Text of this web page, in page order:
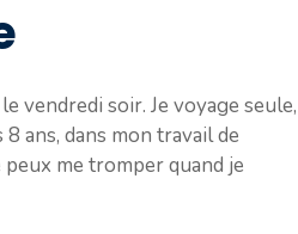
vendredi soir. Je voyage seule,
ans, dans mon travail de
me tromper quand je